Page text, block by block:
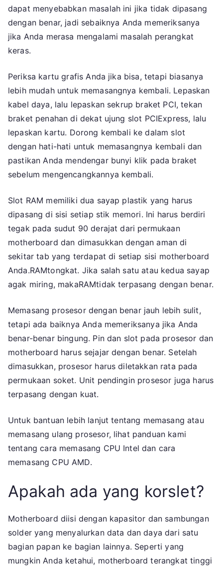
dapat menyebabkan masalah ini jika tidak dipasang
dengan benar, jadi sebaiknya Anda memeriksanya
jika Anda merasa mengalami masalah perangkat
keras.
Periksa kartu grafis Anda jika bisa, tetapi biasanya
lebih mudah untuk memasangnya kembali. Lepaskan
kabel daya, lalu lepaskan sekrup braket PCI, tekan
braket penahan di dekat ujung slot PCIExpress, lalu
lepaskan kartu. Dorong kembali ke dalam slot
dengan hati-hati untuk memasangnya kembali dan
pastikan Anda mendengar bunyi klik pada braket
sebelum mengencangkannya kembali.
Slot RAM memiliki dua sayap plastik yang harus
dipasang di sisi setiap stik memori. Ini harus berdiri
tegak pada sudut 90 derajat dari permukaan
motherboard dan dimasukkan dengan aman di
sekitar tab yang terdapat di setiap sisi motherboard
Anda.RAMtongkat. Jika salah satu atau kedua sayap
agak miring, makaRAMtidak terpasang dengan benar.
Memasang prosesor dengan benar jauh lebih sulit,
tetapi ada baiknya Anda memeriksanya jika Anda
benar-benar bingung. Pin dan slot pada prosesor dan
motherboard harus sejajar dengan benar. Setelah
dimasukkan, prosesor harus diletakkan rata pada
permukaan soket. Unit pendingin prosesor juga harus
terpasang dengan kuat.
Untuk bantuan lebih lanjut tentang memasang atau
memasang ulang prosesor, lihat panduan kami
tentang cara memasang CPU Intel dan cara
memasang CPU AMD.
Apakah ada yang korslet?
Motherboard diisi dengan kapasitor dan sambungan
solder yang menyalurkan data dan daya dari satu
bagian papan ke bagian lainnya. Seperti yang
mungkin Anda ketahui, motherboard terangkat tinggi